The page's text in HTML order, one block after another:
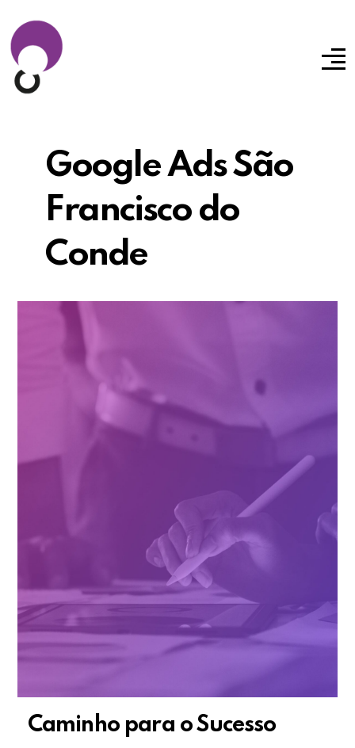
Google Ads São
Francisco do
Conde
Caminho para o Sucesso